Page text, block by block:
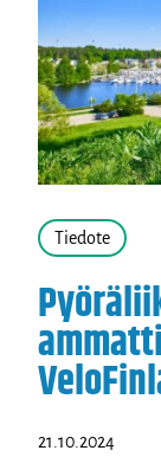
Tiedote
21.10.2024